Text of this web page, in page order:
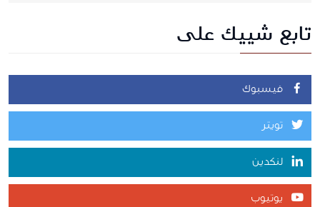
تابع شييك على
فيسبوك
تويتر
لنكدين
يوتيوب